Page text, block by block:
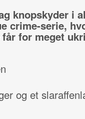
knopskyder i
crime-serie,
for meget
og et